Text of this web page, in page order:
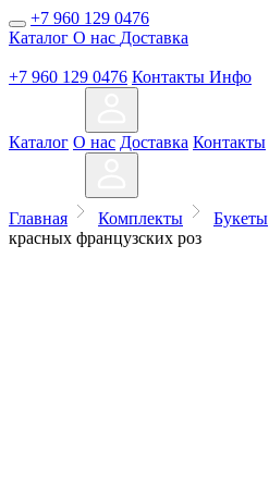
+7 960 129 0476
Каталог О нас Доставка
+7 960 129 0476 Контакты Инфо
Каталог О нас Доставка Контакты
Главная Комплекты Букеты
красных французских роз